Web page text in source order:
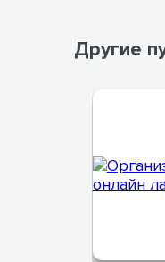
Другие